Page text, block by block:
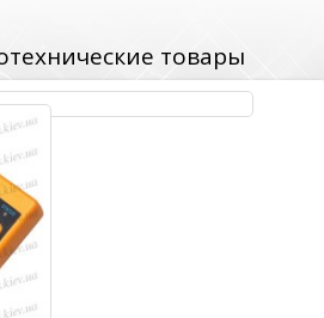
товары